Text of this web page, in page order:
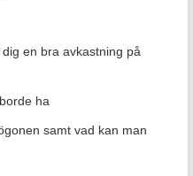
en bra avkastning på
ha
samt vad kan man